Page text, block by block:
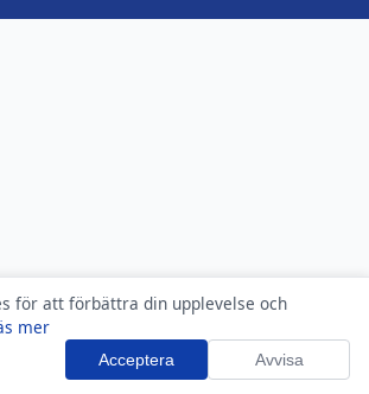
för att förbättra din upplevelse och
mer
Acceptera Avvisa